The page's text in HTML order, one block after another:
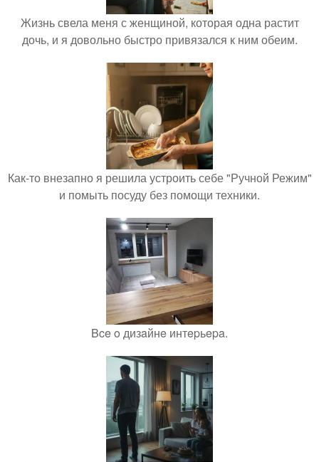
Жизнь свела меня с женщиной, которая одна растит
дочь, и я довольно быстро привязался к ним обеим.
Как-то внезапно я решила устроить себе "Ручной Режим"
и помыть посуду без помощи техники.
Bce o дизaйнe интepьepa.